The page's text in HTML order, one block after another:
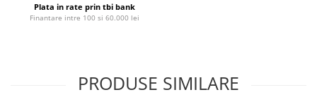
Plata in rate prin tbi bank
Finantare intre 100 si 60.000 lei
PRODUSE SIMILARE